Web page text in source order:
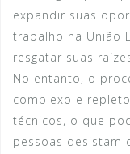
expandir suas
trabalho na União
resgatar suas
No entanto, o
complexo e
técnicos, o que
pessoas desistam